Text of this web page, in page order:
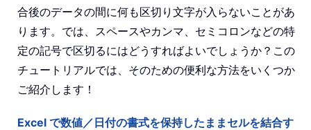
合後のデータの間に何も区切り文字が入らないことがあ
ります。では、スペースやカンマ、セミコロンなどの特
定の記号で区切るにはどうすればよいでしょうか？この
チュートリアルでは、そのための便利な方法をいくつか
ご紹介します！
Excel で数値／日付の書式を保持したままセルを結合す